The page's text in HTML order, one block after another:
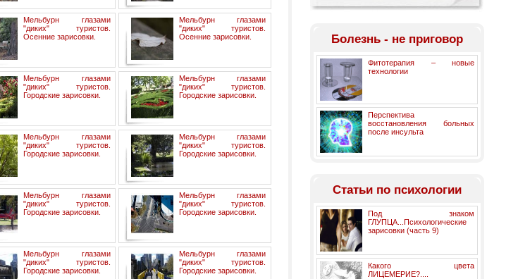
Мельбурн глазами
"диких" туристов.
Осенние зарисовки.
Мельбурн глазами
"диких" туристов.
Осенние зарисовки.
Мельбурн глазами
"диких" туристов.
Городские зарисовки.
Мельбурн глазами
"диких" туристов.
Городские зарисовки.
Мельбурн глазами
"диких" туристов.
Городские зарисовки.
Мельбурн глазами
"диких" туристов.
Городские зарисовки.
Мельбурн глазами
"диких" туристов.
Городские зарисовки.
Мельбурн глазами
"диких" туристов.
Городские зарисовки.
Мельбурн глазами
"диких" туристов.
Городские зарисовки.
Мельбурн глазами
"диких" туристов.
Городские зарисовки.
Болезнь - не приговор
Фитотерапия – новые
технологии
Перспектива
восстановления больных
после инсульта
Статьи по психологии
Под знаком
ГЛУПЦА...Психологические
зарисовки (часть 9)
Какого цвета
ЛИЦЕМЕРИЕ?....